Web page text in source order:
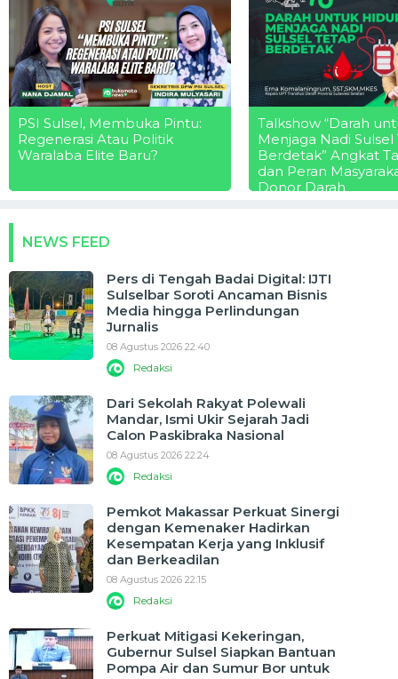
PSI Sulsel, Membuka Pintu:
Regenerasi Atau Politik
Waralaba Elite Baru?
Talkshow “Darah
Menjaga Nadi Sulsel
Berdetak” Angkat
dan Peran
Donor Darah
NEWS FEED
Pers di Tengah Badai Digital: IJTI
Sulselbar Soroti Ancaman Bisnis
Media hingga Perlindungan
Jurnalis
08 Agustus 2026 22:40
Redaksi
Dari Sekolah Rakyat Polewali
Mandar, Ismi Ukir Sejarah Jadi
Calon Paskibraka Nasional
08 Agustus 2026 22:24
Redaksi
Pemkot Makassar Perkuat Sinergi
dengan Kemenaker Hadirkan
Kesempatan Kerja yang Inklusif
dan Berkeadilan
08 Agustus 2026 22:15
Redaksi
Perkuat Mitigasi Kekeringan,
Gubernur Sulsel Siapkan Bantuan
Pompa Air dan Sumur Bor untuk